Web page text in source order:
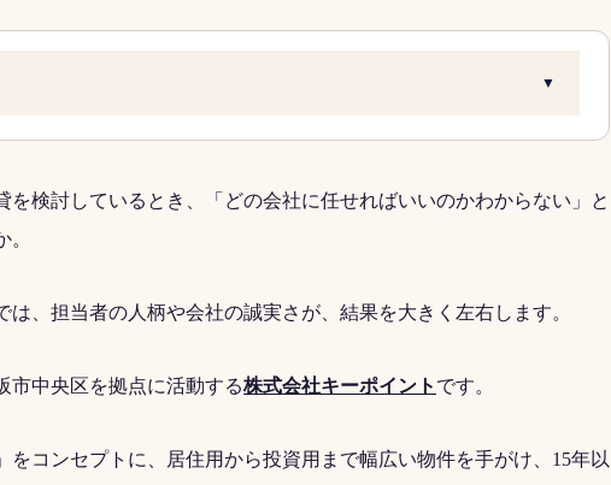
▼
を検討しているとき、「どの会社に任せればいいのかわからない」と
、担当者の人柄や会社の誠実さが、結果を大きく左右します。
市中央区を拠点に活動する株式会社キーポイント です。
をコンセプトに、居住用から投資用まで幅広い物件を手がけ、15年以